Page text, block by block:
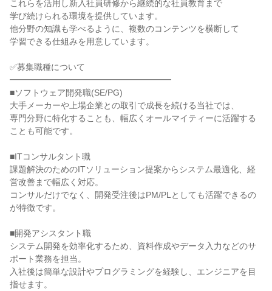
これらを活用し新入社員研修から継続的な社員教育まで
学び続けられる環境を提供しています。
他分野の知識も学べるように、複数のコンテンツを横断して
学習できる仕組みを用意しています。
✅募集職種について
━━━━━━━━━━━━━━━━━━━
■ソフトウェア開発職(SE/PG)
大手メーカーや上場企業との取引で成長を続ける当社では、
専門分野に特化することも、幅広くオールマイティーに活躍する
ことも可能です。
■ITコンサルタント職
課題解決のためのITソリューション提案からシステム最適化、経
営改善まで幅広く対応。
コンサルだけでなく、開発受注後はPM/PLとしても活躍できるの
が特徴です。
■開発アシスタント職
システム開発を効率化するため、資料作成やデータ入力などのサ
ポート業務を担当。
入社後は簡単な設計やプログラミングを経験し、エンジニアを目
指せます。